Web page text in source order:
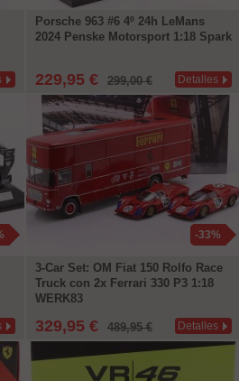
Porsche 963 #6 4º 24h LeMans
2024 Penske Motorsport 1:18 Spark
229,95 € 299,00 € Detalles
-33%
3-Car Set: OM Fiat 150 Rolfo Race
Truck con 2x Ferrari 330 P3 1:18
WERK83
329,95 € 489,95 € Detalles